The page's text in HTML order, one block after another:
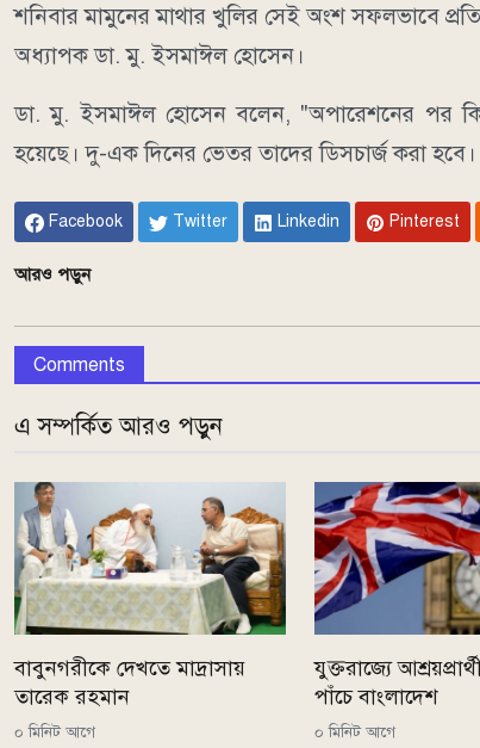
শনিবার মামুনের মাথার খুলির সেই অংশ সফলভাবে
অধ্যাপক ডা. মু. ইসমাঈল হোসেন।
ডা. মু. ইসমাঈল হোসেন বলেন, "অপারেশনের পর
হয়েছে। দু-এক দিনের ভেতর তাদের ডিসচার্জ করা
Facebook Twitter Linkedin Pinterest
আরও পড়ুন
Comments
এ সম্পর্কিত আরও পড়ুন
বাবুনগরীকে দেখতে মাদ্রাসায়
তারেক রহমান
০ মিনিট আগে
যুক্তরাজ্যে
পাঁচে বাংলাদেশ
০ মিনিট আগে